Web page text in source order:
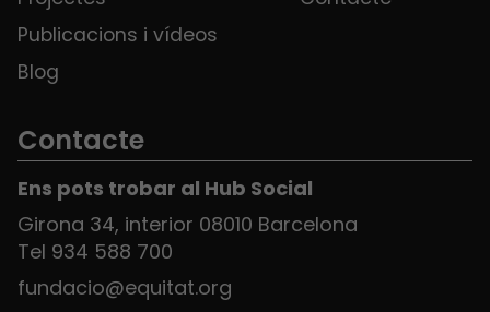
Publicacions i vídeos
Blog
Contacte
Ens pots trobar al Hub Social
Girona 34, interior 08010 Barcelona
Tel 934 588 700
fundacio@equitat.org